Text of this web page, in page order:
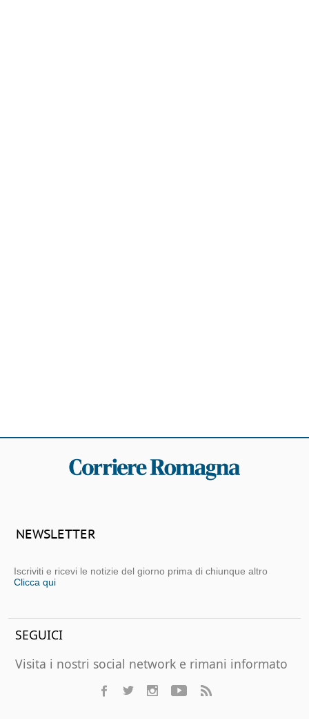
NEWSLETTER
Iscriviti e ricevi le notizie del giorno prima di chiunque altro
Clicca qui
SEGUICI
Visita i nostri social network e rimani informato